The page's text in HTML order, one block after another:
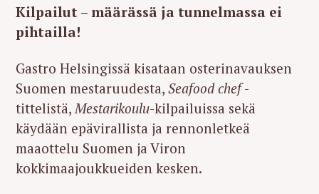
Kilpailut – määrässä ja tunnelmassa ei
pihtailla!
Gastro Helsingissä kisataan osterinavauksen
Suomen mestaruudesta, Seafood chef-
tittelistä, Mestarikoulu-kilpailuissa sekä
käydään epävirallista ja rennonletkeä
maaottelu Suomen ja Viron
kokkimaajoukkueiden kesken.